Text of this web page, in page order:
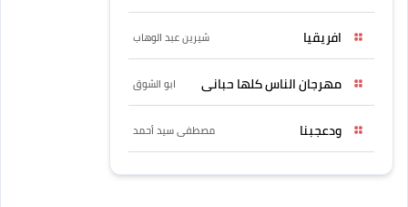
افريقيا شيرين عبد الوهاب
مهرجان الناس كلها حبانى ابو الشوق
ودعجبنا مصطفى سيد أحمد